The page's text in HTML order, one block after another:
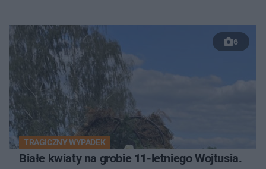
6
TRAGICZNY WYPADEK
Białe kwiaty na grobie 11-letniego Wojtusia.